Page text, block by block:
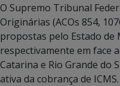
O Supremo Tribunal
Originárias (ACOs 854,
propostas pelo Estado de
respectivamente em face
Catarina e Rio Grande do
ativa da cobrança de ICMS.